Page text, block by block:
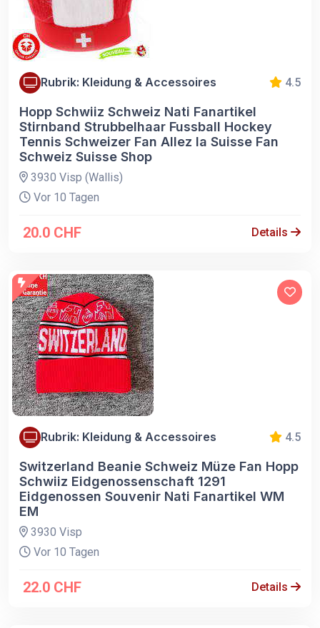
Rubrik: Kleidung & Accessoires 4.5
Hopp Schwiiz Schweiz Nati Fanartikel
Stirnband Strubbelhaar Fussball Hockey
Tennis Schweizer Fan Allez la Suisse Fan
Schweiz Suisse Shop
3930 Visp (Wallis)
Vor 10 Tagen
20.0 CHF Details
Rubrik: Kleidung & Accessoires 4.5
Switzerland Beanie Schweiz Müze Fan Hopp
Schwiiz Eidgenossenschaft 1291
Eidgenossen Souvenir Nati Fanartikel WM
EM
3930 Visp
Vor 10 Tagen
22.0 CHF Details